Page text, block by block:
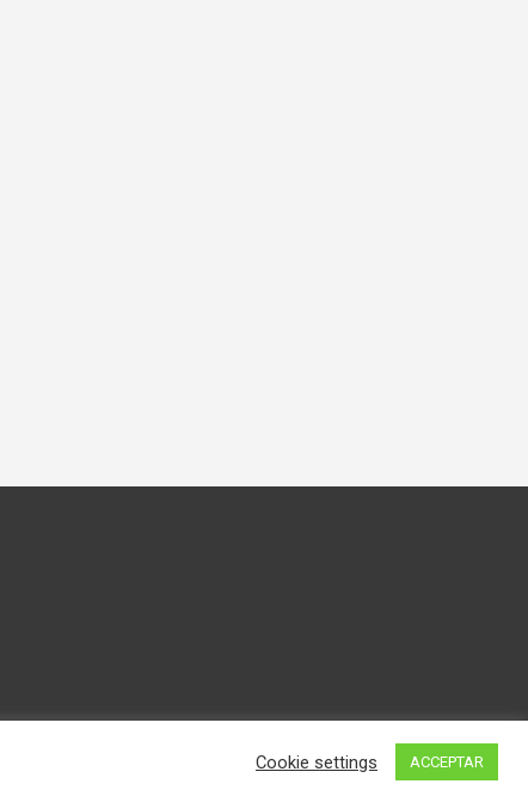
Cookie settings ACCEPTAR